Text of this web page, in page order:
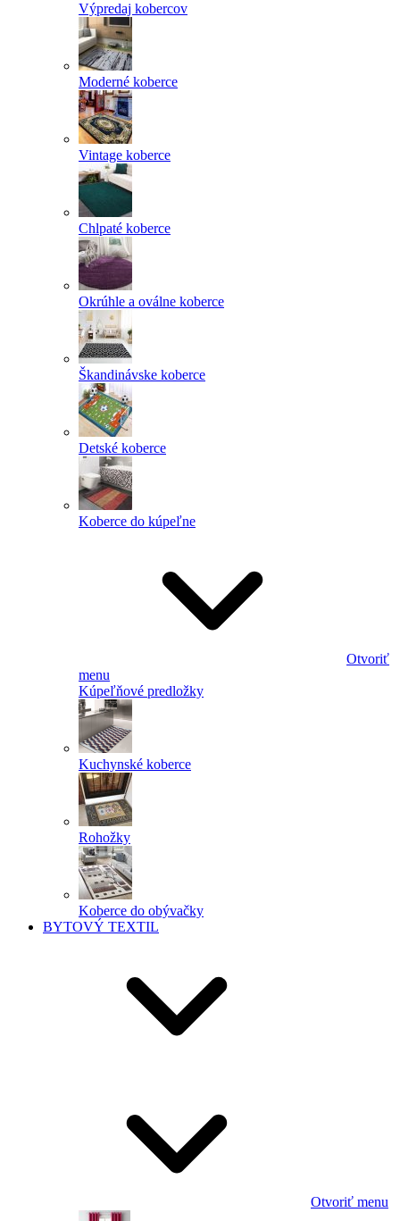
Výpredaj kobercov
Moderné koberce
Vintage koberce
Chlpaté koberce
Okrúhle a oválne koberce
Škandinávske koberce
Detské koberce
Koberce do kúpeľne
Otvoriť
menu
Kúpeľňové predložky
Kuchynské koberce
Rohožky
Koberce do obývačky
BYTOVÝ TEXTIL
Otvoriť menu